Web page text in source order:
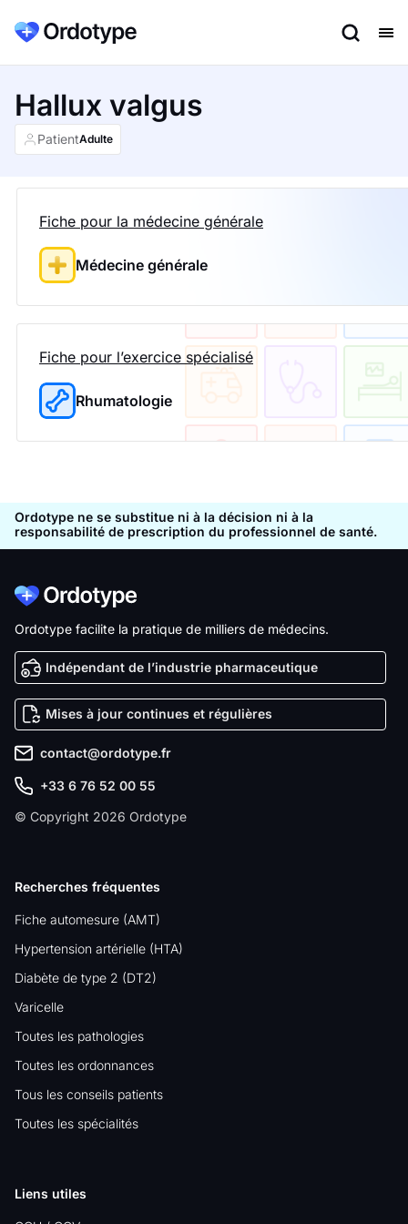
Hallux valgus
PatientAdulte
Fiche pour la médecine générale
Médecine générale
Fiche pour l’exercice spécialisé
Rhumatologie
Ordotype ne se substitue ni à la décision ni à la
responsabilité de prescription du professionnel de santé.
Ordotype facilite la pratique de milliers de médecins.
Indépendant de l’industrie pharmaceutique
Mises à jour continues et régulières
contact@ordotype.fr
+33 6 76 52 00 55
© Copyright 2026 Ordotype
Recherches fréquentes
Fiche automesure (AMT)
Hypertension artérielle (HTA)
Diabète de type 2 (DT2)
Varicelle
Toutes les pathologies
Toutes les ordonnances
Tous les conseils patients
Toutes les spécialités
Liens utiles